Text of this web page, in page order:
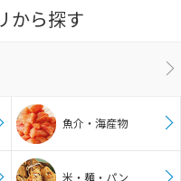
から探す
魚介・海産物
米・麺・パン